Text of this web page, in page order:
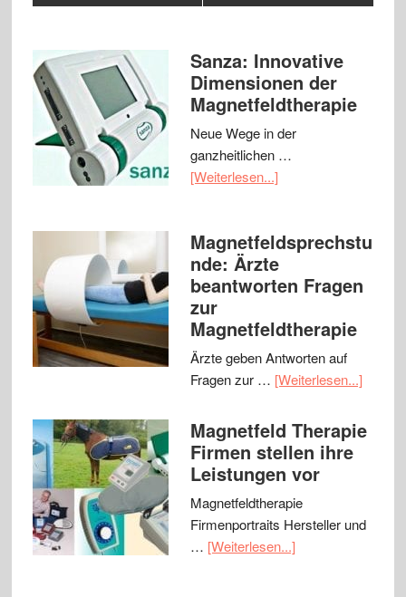
Sanza: Innovative
Dimensionen der
Magnetfeldtherapie
Neue Wege in der
ganzheitlichen …
[Weiterlesen...]
Magnetfeldsprechstu
nde: Ärzte
beantworten Fragen
zur
Magnetfeldtherapie
Ärzte geben Antworten auf
Fragen zur … [Weiterlesen...]
Magnetfeld Therapie
Firmen stellen ihre
Leistungen vor
Magnetfeldtherapie
Firmenportraits Hersteller und
… [Weiterlesen...]